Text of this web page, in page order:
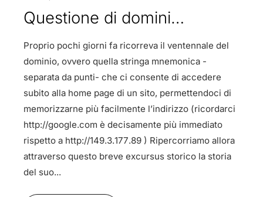
Questione di domini…
Proprio pochi giorni fa ricorreva il ventennale del
dominio, ovvero quella stringa mnemonica -
separata da punti- che ci consente di accedere
subito alla home page di un sito, permettendoci di
memorizzarne più facilmente l’indirizzo (ricordarci
http://google.com è decisamente più immediato
rispetto a http://149.3.177.89 ) Ripercorriamo allora
attraverso questo breve excursus storico la storia
del suo...